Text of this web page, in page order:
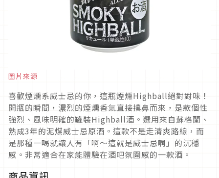
圖片來源
喜歡煙燻系威士忌的你，這瓶煙燻Highball絕對對味！
開瓶的瞬間，濃烈的煙燻香氣直接撲鼻而來，是款個性
強烈、風味明確的罐裝Highball酒。選用來自蘇格蘭、
熟成3年的泥煤威士忌原酒。這款不是走清爽路線，而
是那種一喝就讓人有「啊～這就是威士忌啊」的沉穩
感。非常適合在家能體驗在酒吧氛圍感的一款酒。